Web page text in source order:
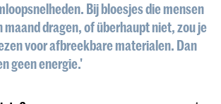
Bij bloesjes die mensen
maand dragen, of überhaupt niet, zou je
voor afbreekbare materialen. Dan
geen energie.'